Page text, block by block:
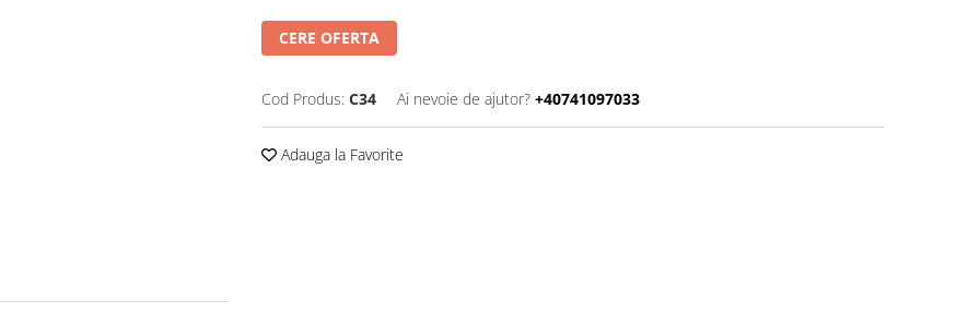
CERE OFERTA
Cod Produs: C34 Ai nevoie de ajutor? +40741097033
Adauga la Favorite